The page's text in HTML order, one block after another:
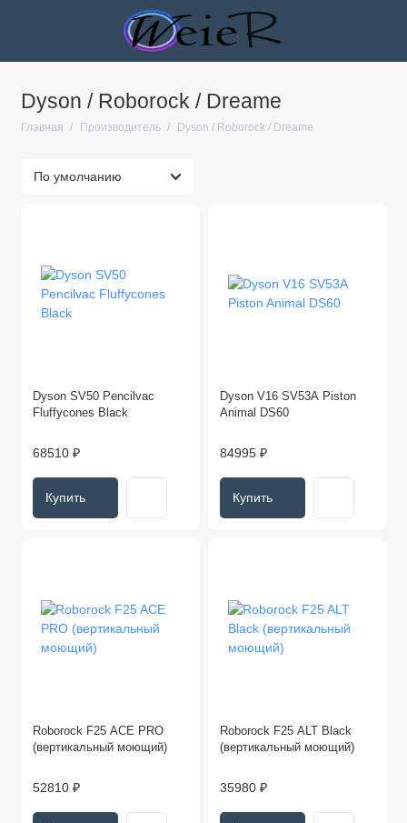
Dyson / Roborock / Dreame
Главная Производитель Dyson / Roborock / Dreame
Dyson SV50 Pencilvac
Fluffycones Black
68510 ₽
Купить
Dyson V16 SV53A Piston
Animal DS60
84995 ₽
Купить
Roborock F25 ACE PRO
(вертикальный моющий)
52810 ₽
Roborock F25 ALT Black
(вертикальный моющий)
35980 ₽